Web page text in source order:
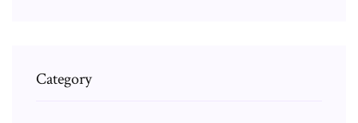
Category